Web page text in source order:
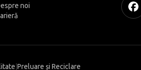
noi
Preluare și Reciclare